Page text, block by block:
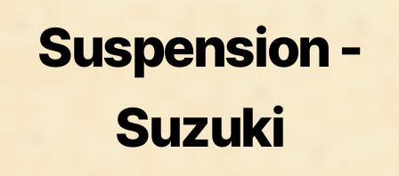
Suspension -
Suzuki